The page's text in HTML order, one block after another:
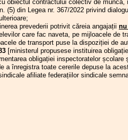
obiectul contractului colectiv de
(5) din Legea nr. 367/2022 privind
prevederii potrivit căreia angajații
care fac naveta, pe mijloacele de
de transport puse la dispoziției de
[ministerul propusese instituirea
obligației inspectoratelor școlare
a înregistra toate cererile depuse la
afiliate federațiilor sindicale